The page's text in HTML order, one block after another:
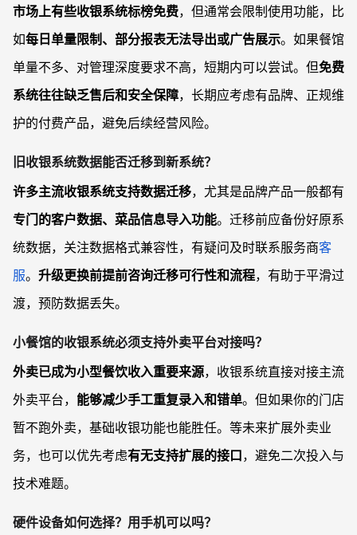
市场上有些收银系统标榜免费，但通常会限制使用功能，比
如每日单量限制、部分报表无法导出或广告展示。如果餐馆
单量不多、对管理深度要求不高，短期内可以尝试。但免费
系统往往缺乏售后和安全保障，长期应考虑有品牌、正规维
护的付费产品，避免后续经营风险。
旧收银系统数据能否迁移到新系统？
许多主流收银系统支持数据迁移，尤其是品牌产品一般都有
专门的客户数据、菜品信息导入功能。迁移前应备份好原系
统数据，关注数据格式兼容性，有疑问及时联系服务商客
服。 升级更换前提前咨询迁移可行性和流程，有助于平滑过
渡，预防数据丢失。
小餐馆的收银系统必须支持外卖平台对接吗？
外卖已成为小型餐饮收入重要来源，收银系统直接对接主流
外卖平台， 能够减少手工重复录入和错单。但如果你的门店
暂不跑外卖，基础收银功能也能胜任。等未来扩展外卖业
务，也可以优先考虑有无支持扩展的接口，避免二次投入与
技术难题。
硬件设备如何选择？用手机可以吗？